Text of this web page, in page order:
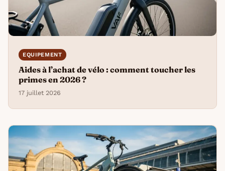
EQUIPEMENT
Aides à l’achat de vélo : comment toucher les
primes en 2026 ?
17 juillet 2026